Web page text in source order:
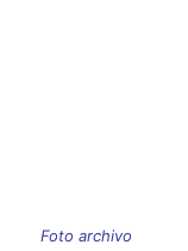
Foto archivo